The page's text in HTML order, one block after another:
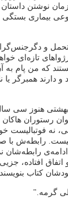
زمان نوشتن
بیماری بستگی
و دگرجنس‌گرا
تازه‌ای
که من پام
دارند همبرگر
هنوز سی
رستوران
نه فوتبالیست
نیست. رابطه‌ش
رابطه‌شان
اتفاق افتاده،
کتاب
گرمه."